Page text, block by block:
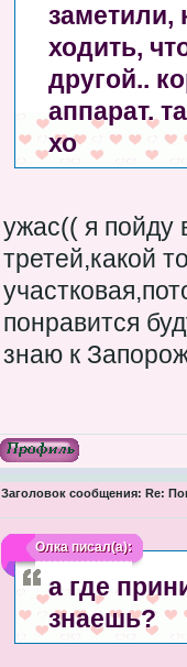
заметили,
ходить,
другой..
аппарат.
хо
ужас(( я пойду
третей,какой
понравится
знаю к
Заголовок сообщения: Re:
Олкаписал(а):
а где
знаешь?